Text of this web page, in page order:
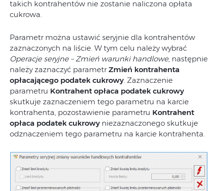
takich kontrahentów nie zostanie naliczona opłata
cukrowa.
Parametr można ustawić seryjnie dla kontrahentów
zaznaczonych na liście. W tym celu należy wybrać
Operacje seryjne – Zmień warunki handlowe, następnie
należy zaznaczyć parametrZmień kontrahenta
opłacającego podatek cukrowy . Zaznaczenie
parametru Kontrahent opłaca podatek cukrowy
skutkuje zaznaczeniem tego parametru na karcie
kontrahenta, pozostawienie parametru Kontrahent
opłaca podatek cukrowy niezaznaczonego skutkuje
odznaczeniem tego parametru na karcie kontrahenta.